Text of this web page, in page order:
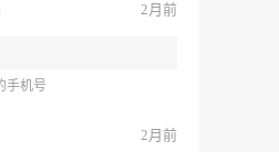
2月前
手机号
2月前